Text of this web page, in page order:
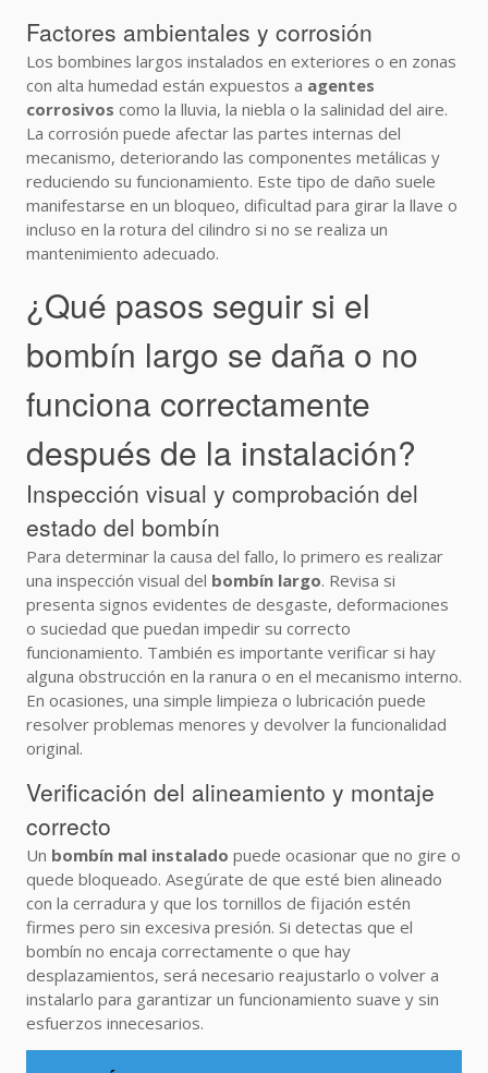
Factores ambientales y corrosión
Los bombines largos instalados en exteriores o en zonas
con alta humedad están expuestos a agentes
corrosivos como la lluvia, la niebla o la salinidad del aire.
La corrosión puede afectar las partes internas del
mecanismo, deteriorando las componentes metálicas y
reduciendo su funcionamiento. Este tipo de daño suele
manifestarse en un bloqueo, dificultad para girar la llave o
incluso en la rotura del cilindro si no se realiza un
mantenimiento adecuado.
¿Qué pasos seguir si el
bombín largo se daña o no
funciona correctamente
después de la instalación?
Inspección visual y comprobación del
estado del bombín
Para determinar la causa del fallo, lo primero es realizar
una inspección visual del bombín largo. Revisa si
presenta signos evidentes de desgaste, deformaciones
o suciedad que puedan impedir su correcto
funcionamiento. También es importante verificar si hay
alguna obstrucción en la ranura o en el mecanismo interno.
En ocasiones, una simple limpieza o lubricación puede
resolver problemas menores y devolver la funcionalidad
original.
Verificación del alineamiento y montaje
correcto
Un bombín mal instalado puede ocasionar que no gire o
quede bloqueado. Asegúrate de que esté bien alineado
con la cerradura y que los tornillos de fijación estén
firmes pero sin excesiva presión. Si detectas que el
bombín no encaja correctamente o que hay
desplazamientos, será necesario reajustarlo o volver a
instalarlo para garantizar un funcionamiento suave y sin
esfuerzos innecesarios.